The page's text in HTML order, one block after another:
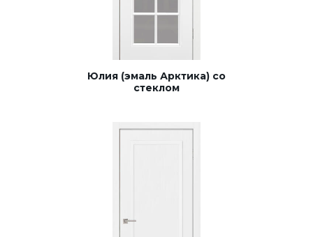
Юлия (эмаль Арктика) со
стеклом